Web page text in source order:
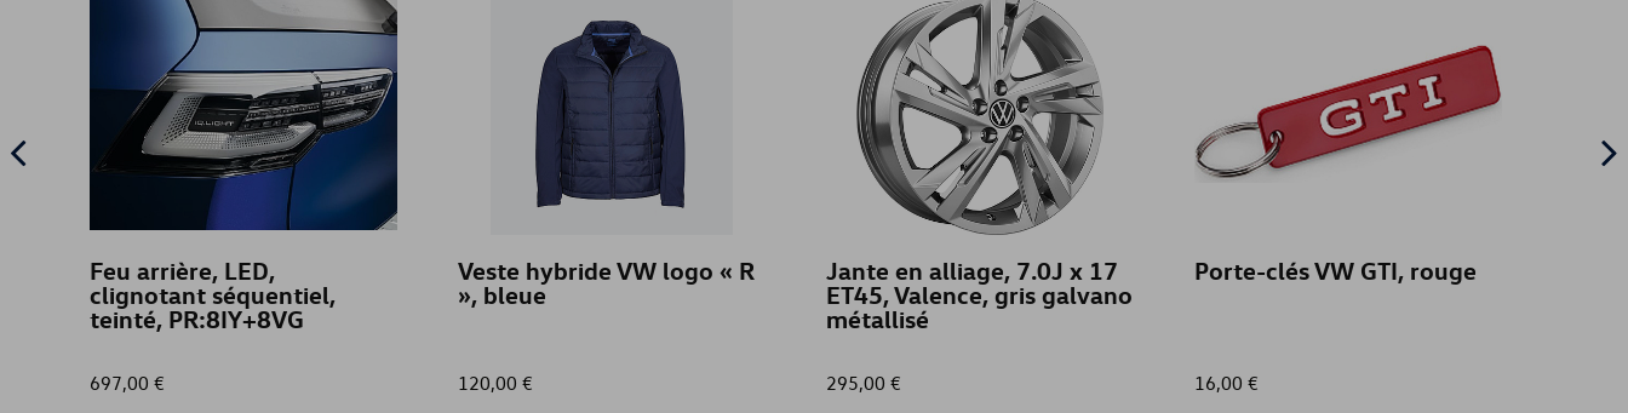
Feu arrière, LED,
clignotant séquentiel,
teinté, PR:8IY+8VG
697,00 €
Veste hybride VW logo « R
», bleue
120,00 €
Jante en alliage, 7.0J x 17
ET45, Valence, gris galvano
métallisé
295,00 €
Porte-clés VW GTI, rouge
16,00 €